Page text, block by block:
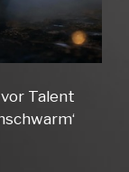
Talent